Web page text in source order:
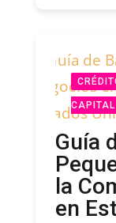
CAPITAL
Guía
la
en